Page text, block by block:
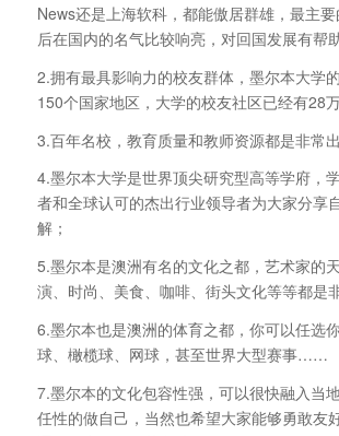
News还是上海软科，都能傲居群雄，最主
后在国内的名气比较响亮，对回国发展有帮
2.拥有最具影响力的校友群体，墨尔本大学
150个国家地区，大学的校友社区已经有28
3.百年名校，教育质量和教师资源都是非常
4.墨尔本大学是世界顶尖研究型高等学府，
者和全球认可的杰出行业领导者为大家分享
解；
5.墨尔本是澳洲有名的文化之都，艺术家的
演、时尚、美食、咖啡、街头文化等等都是
6.墨尔本也是澳洲的体育之都，你可以任选
球、橄榄球、网球，甚至世界大型赛事……
7.墨尔本的文化包容性强，可以很快融入当
任性的做自己，当然也希望大家能够勇敢友